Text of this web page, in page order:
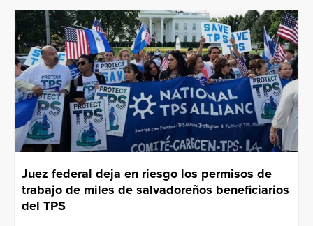
Juez federal deja en riesgo los permisos de
trabajo de miles de salvadoreños beneficiarios
del TPS